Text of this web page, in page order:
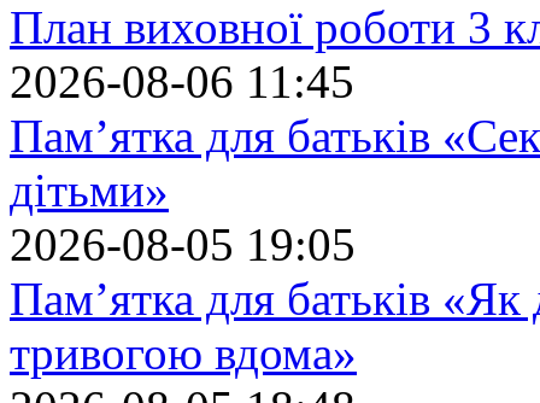
План виховної роботи 3
2026-08-06 11:45
Пам’ятка для батьків
дітьми»
2026-08-05 19:05
Пам’ятка для батьків
тривогою вдома»